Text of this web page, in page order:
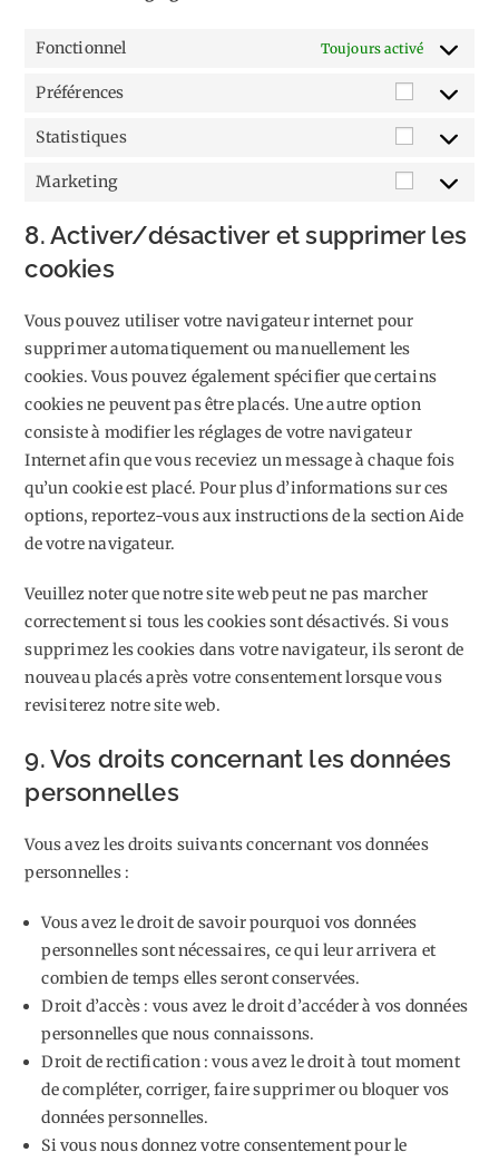
Fonctionnel Toujours activé
Préférences
Statistiques
Marketing
8. Activer/désactiver et supprimer les
cookies
Vous pouvez utiliser votre navigateur internet pour
supprimer automatiquement ou manuellement les
cookies. Vous pouvez également spécifier que certains
cookies ne peuvent pas être placés. Une autre option
consiste à modifier les réglages de votre navigateur
Internet afin que vous receviez un message à chaque fois
qu’un cookie est placé. Pour plus d’informations sur ces
options, reportez-vous aux instructions de la section Aide
de votre navigateur.
Veuillez noter que notre site web peut ne pas marcher
correctement si tous les cookies sont désactivés. Si vous
supprimez les cookies dans votre navigateur, ils seront de
nouveau placés après votre consentement lorsque vous
revisiterez notre site web.
9. Vos droits concernant les données
personnelles
Vous avez les droits suivants concernant vos données
personnelles :
Vous avez le droit de savoir pourquoi vos données
personnelles sont nécessaires, ce qui leur arrivera et
combien de temps elles seront conservées.
Droit d’accès : vous avez le droit d’accéder à vos données
personnelles que nous connaissons.
Droit de rectification : vous avez le droit à tout moment
de compléter, corriger, faire supprimer ou bloquer vos
données personnelles.
Si vous nous donnez votre consentement pour le